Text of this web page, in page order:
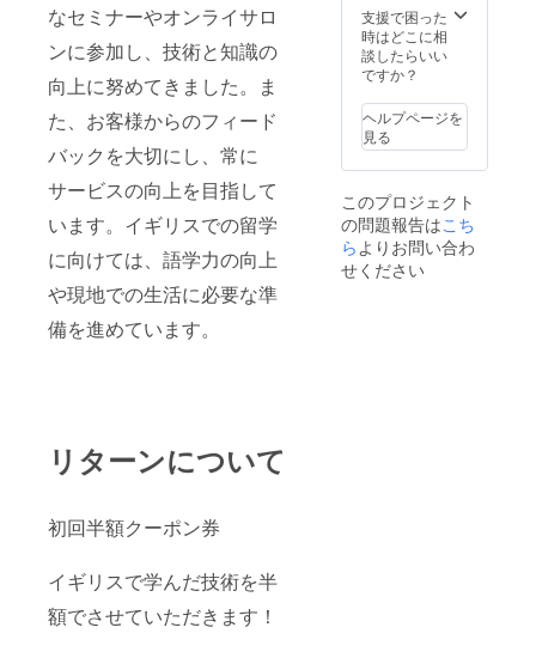
なセミナーやオンライサロ
ンに参加し、技術と知識の
向上に努めてきました。ま
た、お客様からのフィード
バックを大切にし、常に
サービスの向上を目指して
います。イギリスでの留学
に向けては、語学力の向上
や現地での生活に必要な準
備を進めています。
リターンについて
初回半額クーポン券
イギリスで学んだ技術を半
額でさせていただきます！
支援で困った
時はどこに相
談したらいい
ですか？
ヘルプページを
見る
このプロジェクト
の問題報告はこち
らよりお問い合わ
せください